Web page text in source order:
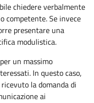
chiedere verbalmente
competente. Se invece
presentare una
modulistica.
un massimo
In questo caso,
la domanda di
ai